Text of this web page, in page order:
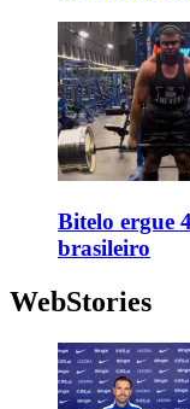
Bitelo ergue
brasileiro
WebStories